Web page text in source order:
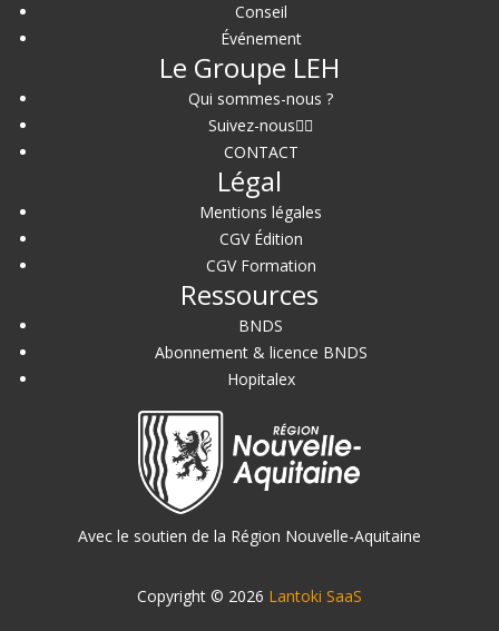
Conseil
Événement
Le Groupe LEH
Qui sommes-nous ?
Suivez-nous
CONTACT
Légal
Mentions légales
CGV Édition
CGV Formation
Ressources
BNDS
Abonnement & licence BNDS
Hopitalex
Avec le soutien de la Région Nouvelle-Aquitaine
Copyright © 2026 Lantoki SaaS